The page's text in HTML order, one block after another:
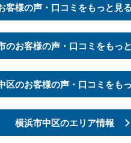
客様の声・口コミをもっと見る
のお客様の声・口コミをもっ
区のお客様の声・口コミをも
横浜市中区のエリア情報